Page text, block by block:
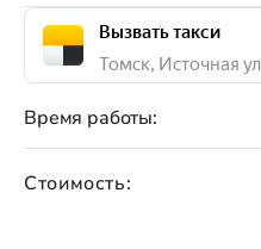
Стоимость:
Время работы:
Вызвать такси
Томск, Источная